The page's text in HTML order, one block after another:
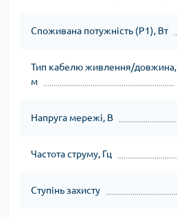
Споживана потужність (Р1), Вт
Тип кабелю живлення/довжина,
м
Напруга мережі, В
Частота струму, Гц
Ступінь захисту